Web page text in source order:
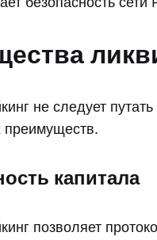
не следует
преимуществ.
капитала
позволяет